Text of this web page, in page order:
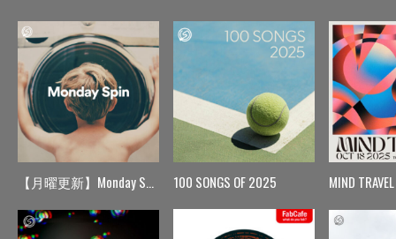
【月曜更新】Monday Spin 100 SONGS OF 2025 MIND TRAVEL